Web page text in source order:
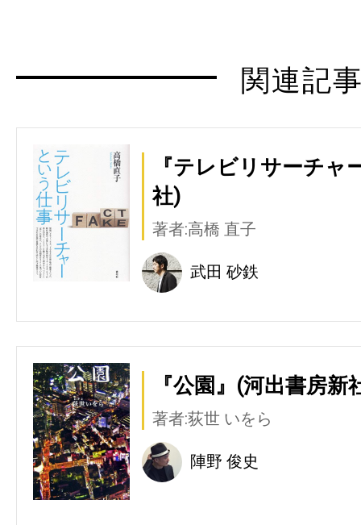
関連記
『テレビリサーチャ
社)
著者:高橋 直子
武田 砂鉄
『公園』(河出書房新
著者:荻世 いをら
陣野 俊史